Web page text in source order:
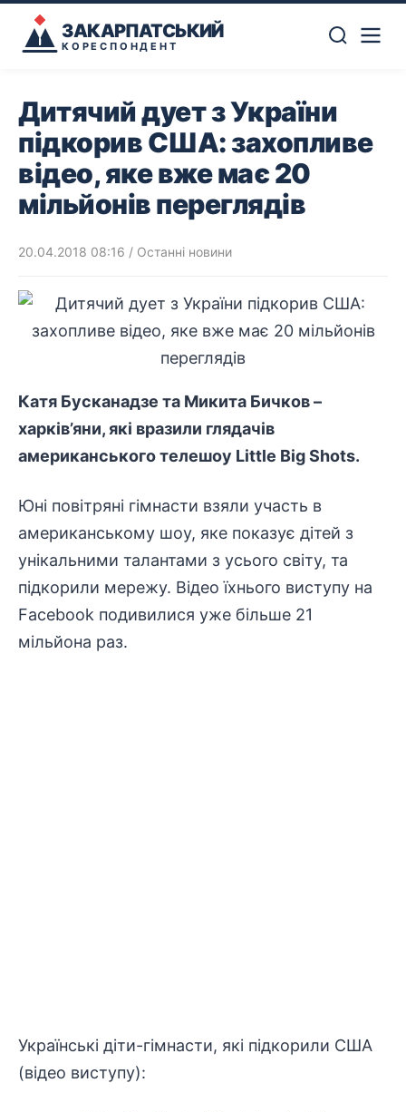
ЗАКАРПАТСЬКИЙ
КОРЕСПОНДЕНТ
Дитячий дует з України
підкорив США: захопливе
відео, яке вже має 20
мільйонів переглядів
20.04.2018 08:16 / Останні новини
Катя Бусканадзе та Микита Бичков –
харків’яни, які вразили глядачів
американського телешоу Little Big Shots.
Юні повітряні гімнасти взяли участь в
американському шоу, яке показує дітей з
унікальними талантами з усього світу, та
підкорили мережу. Відео їхнього виступу на
Facebook подивилися уже більше 21
мільйона раз.
Українські діти-гімнасти, які підкорили США
(відео виступу):